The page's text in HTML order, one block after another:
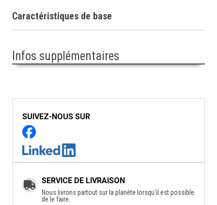
Caractéristiques de base
Infos supplémentaires
SUIVEZ-NOUS SUR
SERVICE DE LIVRAISON
Nous livrons partout sur la planète lorsqu'il est possible
de le faire.